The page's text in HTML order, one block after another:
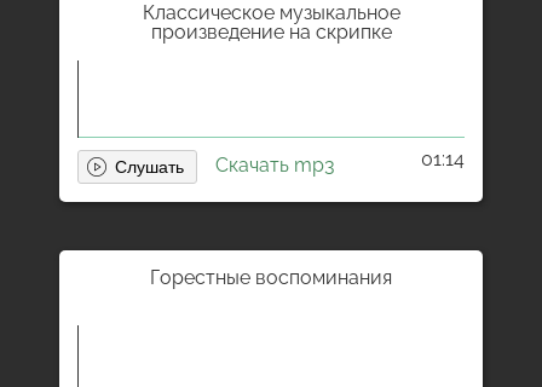
Классическое музыкальное
произведение на скрипке
Скачать mp3 01:14
Горестные воспоминания